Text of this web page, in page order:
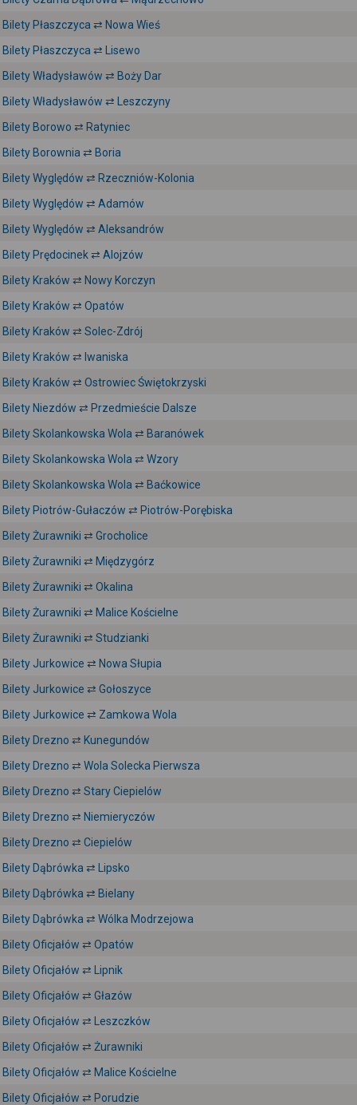
Bilety Płaszczyca ⇄ Nowa Wieś
Bilety Płaszczyca ⇄ Lisewo
Bilety Władysławów ⇄ Boży Dar
Bilety Władysławów ⇄ Leszczyny
Bilety Borowo ⇄ Ratyniec
Bilety Borownia ⇄ Boria
Bilety Wyględów ⇄ Rzeczniów-Kolonia
Bilety Wyględów ⇄ Adamów
Bilety Wyględów ⇄ Aleksandrów
Bilety Prędocinek ⇄ Alojzów
Bilety Kraków ⇄ Nowy Korczyn
Bilety Kraków ⇄ Opatów
Bilety Kraków ⇄ Solec-Zdrój
Bilety Kraków ⇄ Iwaniska
Bilety Kraków ⇄ Ostrowiec Świętokrzyski
Bilety Niezdów ⇄ Przedmieście Dalsze
Bilety Skolankowska Wola ⇄ Baranówek
Bilety Skolankowska Wola ⇄ Wzory
Bilety Skolankowska Wola ⇄ Baćkowice
Bilety Piotrów-Gułaczów ⇄ Piotrów-Porębiska
Bilety Żurawniki ⇄ Grocholice
Bilety Żurawniki ⇄ Międzygórz
Bilety Żurawniki ⇄ Okalina
Bilety Żurawniki ⇄ Malice Kościelne
Bilety Żurawniki ⇄ Studzianki
Bilety Jurkowice ⇄ Nowa Słupia
Bilety Jurkowice ⇄ Gołoszyce
Bilety Jurkowice ⇄ Zamkowa Wola
Bilety Drezno ⇄ Kunegundów
Bilety Drezno ⇄ Wola Solecka Pierwsza
Bilety Drezno ⇄ Stary Ciepielów
Bilety Drezno ⇄ Niemieryczów
Bilety Drezno ⇄ Ciepielów
Bilety Dąbrówka ⇄ Lipsko
Bilety Dąbrówka ⇄ Bielany
Bilety Dąbrówka ⇄ Wólka Modrzejowa
Bilety Oficjałów ⇄ Opatów
Bilety Oficjałów ⇄ Lipnik
Bilety Oficjałów ⇄ Głazów
Bilety Oficjałów ⇄ Leszczków
Bilety Oficjałów ⇄ Żurawniki
Bilety Oficjałów ⇄ Malice Kościelne
Bilety Oficjałów ⇄ Porudzie